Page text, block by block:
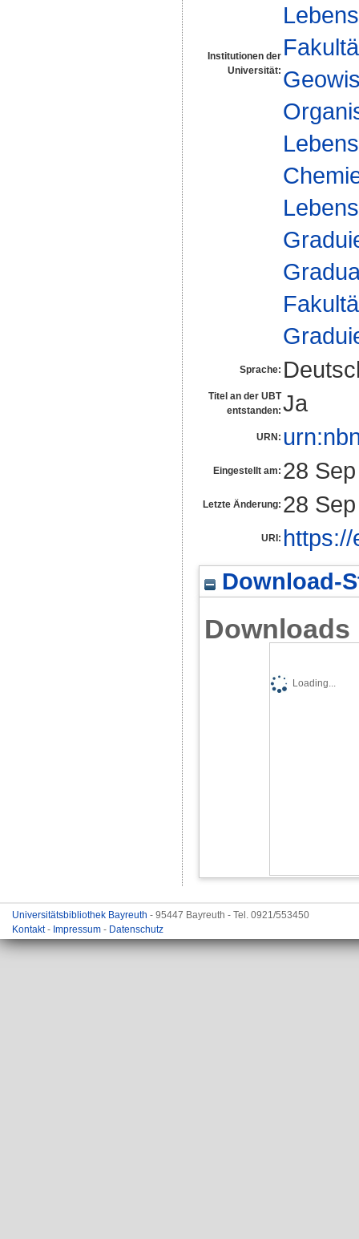
Institutionen der
Universität:
Sprache:
Titel an der UBT
entstanden: Ja
URN:
Eingestellt am: 28
Letzte Änderung: 28
URI:
Download-
Downloads
Loading...
Universitätsbibliothek Bayreuth - 95447 Bayreuth - Tel. 0921/553450
Kontakt- Impressum - Datenschutz